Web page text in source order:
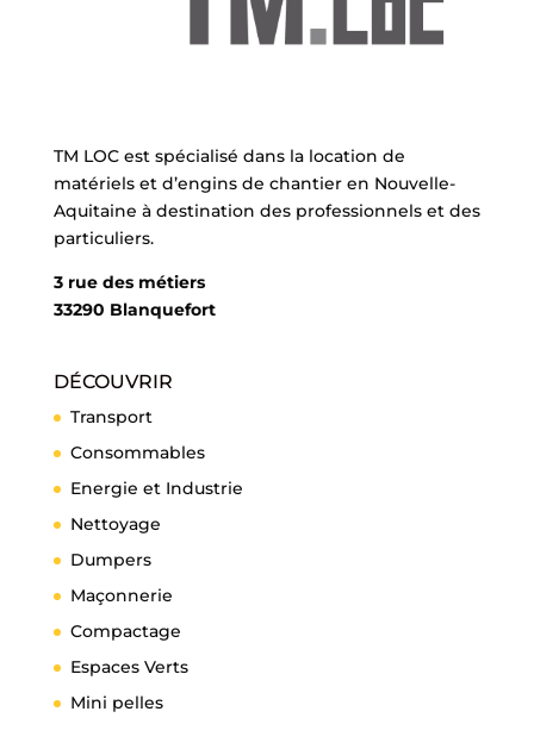
TM LOC est spécialisé dans la location de
matériels et d’engins de chantier en Nouvelle-
Aquitaine à destination des professionnels et des
particuliers.
3 rue des métiers
33290 Blanquefort
DÉCOUVRIR
Transport
Consommables
Energie et Industrie
Nettoyage
Dumpers
Maçonnerie
Compactage
Espaces Verts
Mini pelles